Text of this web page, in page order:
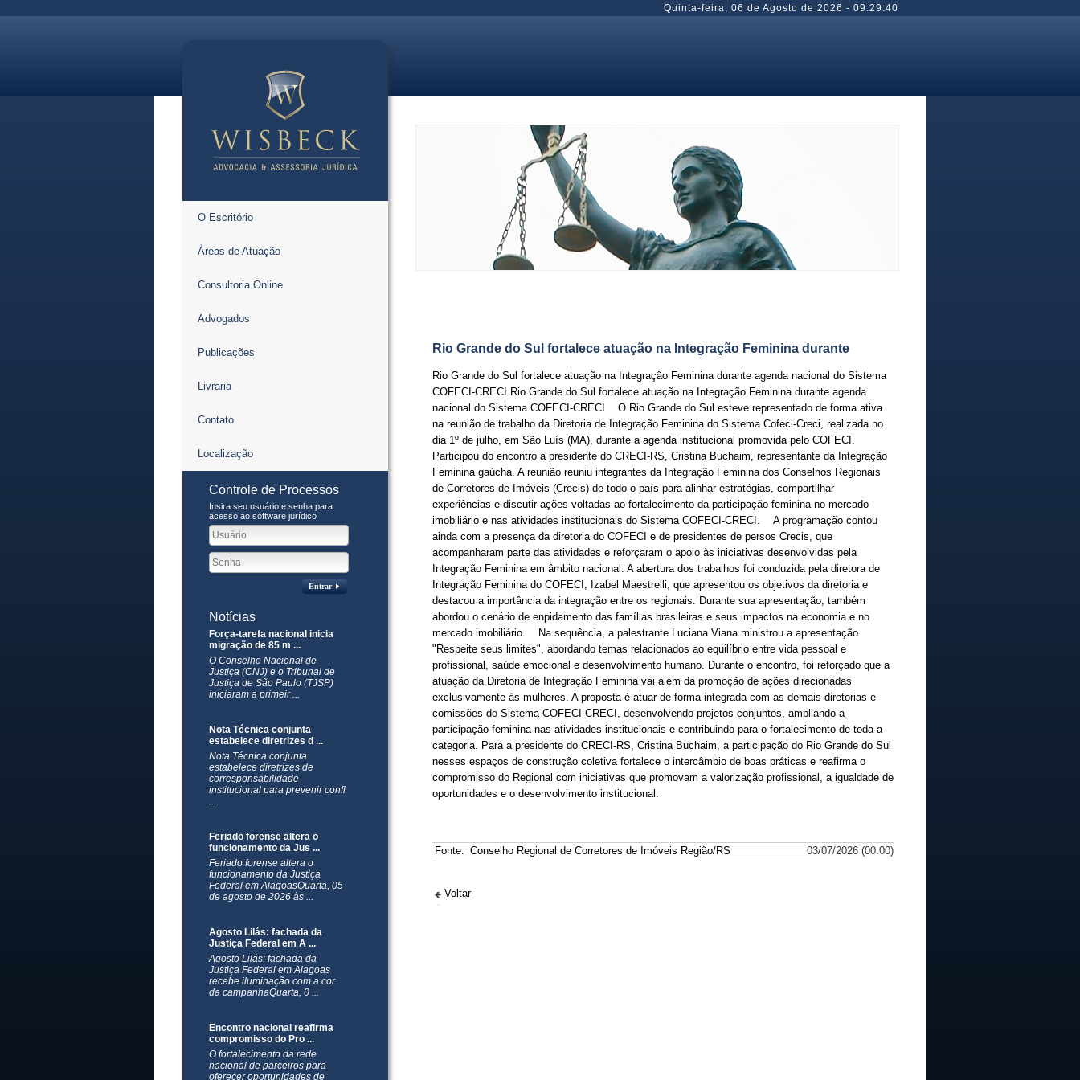
Quinta-feira, 06 de Agosto de 2026 - 09:29:41
O Escritório
Áreas de Atuação
Consultoria Online
Advogados
Publicações
Livraria
Contato
Localização
Controle de Processos
Insira seu usuário e senha para
acesso ao software jurídico
Entrar
Notícias
Força-tarefa nacional inicia
migração de 85 m ...
O Conselho Nacional de
Justiça (CNJ) e o Tribunal de
Justiça de São Paulo (TJSP)
iniciaram a primeir ...
Nota Técnica conjunta
estabelece diretrizes d ...
Nota Técnica conjunta
estabelece diretrizes de
corresponsabilidade
institucional para prevenir confl
...
Feriado forense altera o
funcionamento da Jus ...
Feriado forense altera o
funcionamento da Justiça
Federal em AlagoasQuarta, 05
de agosto de 2026 às ...
Agosto Lilás: fachada da
Justiça Federal em A ...
Agosto Lilás: fachada da
Justiça Federal em Alagoas
recebe iluminação com a cor
da campanhaQuarta, 0 ...
Encontro nacional reafirma
compromisso do Pro ...
O fortalecimento da rede
nacional de parceiros para
oferecer oportunidades de
Rio Grande do Sul fortalece atuação na Integração Feminina durante
Rio Grande do Sul fortalece atuação na Integração Feminina durante agenda nacional do Sistema
COFECI-CRECI Rio Grande do Sul fortalece atuação na Integração Feminina durante agenda
nacional do Sistema COFECI-CRECI O Rio Grande do Sul esteve representado de forma ativa
na reunião de trabalho da Diretoria de Integração Feminina do Sistema Cofeci-Creci, realizada no
dia 1º de julho, em São Luís (MA), durante a agenda institucional promovida pelo COFECI.
Participou do encontro a presidente do CRECI-RS, Cristina Buchaim, representante da Integração
Feminina gaúcha. A reunião reuniu integrantes da Integração Feminina dos Conselhos Regionais
de Corretores de Imóveis (Crecis) de todo o país para alinhar estratégias, compartilhar
experiências e discutir ações voltadas ao fortalecimento da participação feminina no mercado
imobiliário e nas atividades institucionais do Sistema COFECI-CRECI. A programação contou
ainda com a presença da diretoria do COFECI e de presidentes de persos Crecis, que
acompanharam parte das atividades e reforçaram o apoio às iniciativas desenvolvidas pela
Integração Feminina em âmbito nacional. A abertura dos trabalhos foi conduzida pela diretora de
Integração Feminina do COFECI, Izabel Maestrelli, que apresentou os objetivos da diretoria e
destacou a importância da integração entre os regionais. Durante sua apresentação, também
abordou o cenário de enpidamento das famílias brasileiras e seus impactos na economia e no
mercado imobiliário. Na sequência, a palestrante Luciana Viana ministrou a apresentação
"Respeite seus limites", abordando temas relacionados ao equilíbrio entre vida pessoal e
profissional, saúde emocional e desenvolvimento humano. Durante o encontro, foi reforçado que a
atuação da Diretoria de Integração Feminina vai além da promoção de ações direcionadas
exclusivamente às mulheres. A proposta é atuar de forma integrada com as demais diretorias e
comissões do Sistema COFECI-CRECI, desenvolvendo projetos conjuntos, ampliando a
participação feminina nas atividades institucionais e contribuindo para o fortalecimento de toda a
categoria. Para a presidente do CRECI-RS, Cristina Buchaim, a participação do Rio Grande do Sul
nesses espaços de construção coletiva fortalece o intercâmbio de boas práticas e reafirma o
compromisso do Regional com iniciativas que promovam a valorização profissional, a igualdade de
oportunidades e o desenvolvimento institucional.
Fonte: Conselho Regional de Corretores de Imóveis Região/RS 03/07/2026 (00:00)
Voltar